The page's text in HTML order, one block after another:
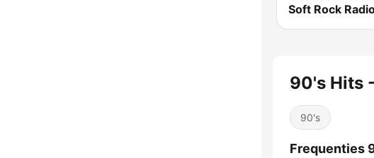
Soft Rock
90's Hits
90's
Frequenties